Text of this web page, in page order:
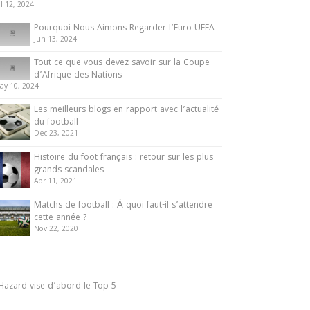
12, 2024
Pourquoi Nous Aimons Regarder l’Euro UEFA
Jun 13, 2024
Tout ce que vous devez savoir sur la Coupe
d’Afrique des Nations
10, 2024
Les meilleurs blogs en rapport avec l’actualité
du football
Dec 23, 2021
Histoire du foot français : retour sur les plus
grands scandales
Apr 11, 2021
Matchs de football : À quoi faut-il s’attendre
cette année ?
Nov 22, 2020
vise d’abord le Top 5